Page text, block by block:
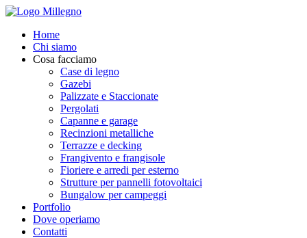
Home
Chi siamo
Cosa facciamo
Case di legno
Gazebi
Palizzate e Staccionate
Pergolati
Capanne e garage
Recinzioni metalliche
Terrazze e decking
Frangivento e frangisole
Fioriere e arredi per esterno
Strutture per pannelli fotovoltaici
Bungalow per campeggi
Portfolio
Dove operiamo
Contatti